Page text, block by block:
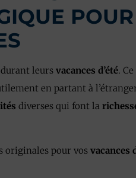
POUR
durant leurs vacances d’été. Ce
en partant à
diverses qui font la
originales pour vos vacances